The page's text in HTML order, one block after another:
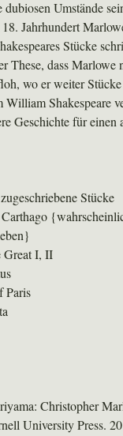
Umstände
Jahrhundert
Stücke
These, dass Marlowe
wo er weiter
William Shakespeare
Geschichte für einen
Stücke
Great I, II
Paris
Christopher
University Press.